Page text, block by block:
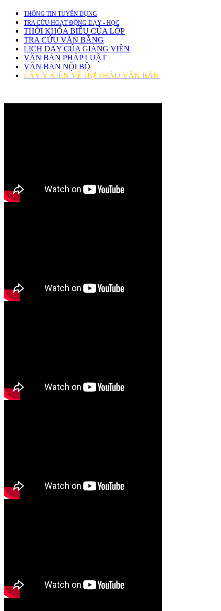
THÔNG TIN TUYỂN DỤNG
TRA CỨU HOẠT ĐỘNG DẠY - HỌC
THỜI KHÓA BIỂU CỦA LỚP
TRA CỨU VĂN BẰNG
LỊCH DẠY CỦA GIẢNG VIÊN
VĂN BẢN PHÁP LUẬT
VĂN BẢN NỘI BỘ
LẤY Ý KIẾN VỀ DỰ THẢO VĂN BẢN